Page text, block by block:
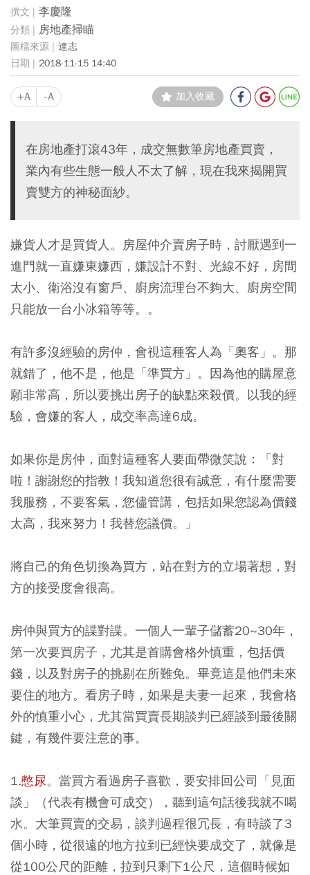
李慶隆
房地產掃瞄
達志
2018-11-15 14:40
+A -A 加入收藏
在房地產打滾43年，成交無數筆房地產買賣，
業內有些生態一般人不太了解，現在我來揭開買
賣雙方的神秘面紗。
嫌貨人才是買貨人。房屋仲介賣房子時，討厭遇到一
進門就一直嫌東嫌西，嫌設計不對、光線不好，房間
太小、衛浴沒有窗戶、廚房流理台不夠大、廚房空間
只能放一台小冰箱等等。。
有許多沒經驗的房仲，會視這種客人為「奧客」。那
就錯了，他不是，他是「準買方」。因為他的購屋意
願非常高，所以要挑出房子的缺點來殺價。以我的經
驗，會嫌的客人，成交率高達6成。
如果你是房仲，面對這種客人要面帶微笑說：「對
啦！謝謝您的指教！我知道您很有誠意，有什麼需要
我服務，不要客氣，您儘管講，包括如果您認為價錢
太高，我來努力！我替您議價。」
將自己的角色切換為買方，站在對方的立場著想，對
方的接受度會很高。
房仲與買方的諜對諜。一個人一輩子儲蓄20~30年，
第一次要買房子，尤其是首購會格外慎重，包括價
錢，以及對房子的挑剔在所難免。畢竟這是他們未來
要住的地方。看房子時，如果是夫妻一起來，我會格
外的慎重小心，尤其當買賣長期談判已經談到最後關
鍵，有幾件要注意的事。
1.憋尿。當買方看過房子喜歡，要安排回公司「見面
談」（代表有機會可成交），聽到這句話後我就不喝
水。大筆買賣的交易，談判過程很冗長，有時談了3
個小時，從很遠的地方拉到已經快要成交了，就像是
從100公尺的距離，拉到只剩下1公尺，這個時候如